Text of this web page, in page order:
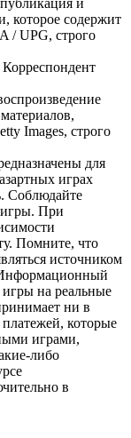
которое содержит
/ UPG, строго
Images, строго
для
играх
Соблюдайте
игры. При
Помните, что
источником
Информационный
игры на реальные
ни в
которые
играми,
либо
в